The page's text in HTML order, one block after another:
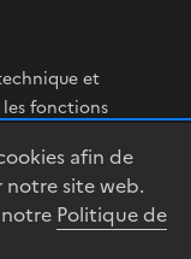
afin de
notre site web.
Politique de
et
fonctions